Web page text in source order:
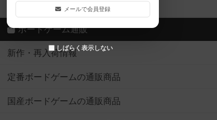
メールで会員登録
しばらく表示しない
ボドゲーマご利用案内
ボードゲーム通販
新作・再入荷情報
定番ボードゲームの通販商品
国産ボードゲームの通販商品